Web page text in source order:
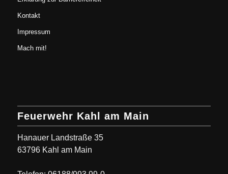
Kontakt
Impressum
Mach mit!
Feuerwehr Kahl am Main
Hanauer Landstraße 35
63796 Kahl am Main